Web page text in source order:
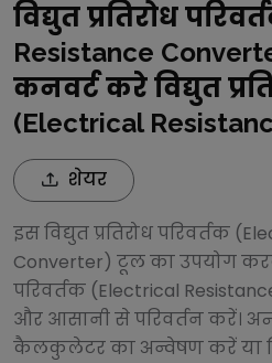
विद्युत प्रतिरोध
Resistance
कनवर्ट करे विद्युत
(Electrical
शेयर
इस विद्युत प्रतिरोध परिवर्तक
Converter) टूल का उपयोग करके
परिवर्तक (Electrical
और आसानी से परिवर्तन करें।
कैलकुलेटर का अन्वेषण करें या